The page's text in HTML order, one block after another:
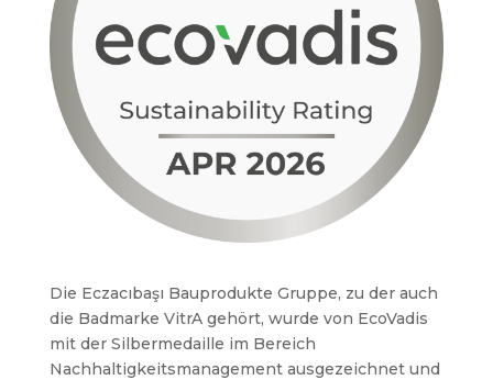
Die Eczacıbaşı Bauprodukte Gruppe, zu der auch
die Badmarke VitrA gehört, wurde von EcoVadis
mit der Silbermedaille im Bereich
Nachhaltigkeitsmanagement ausgezeichnet und